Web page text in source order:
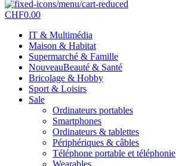
CHF0.00
IT & Multimédia
Maison & Habitat
Supermarché & Famille
NouveauBeauté & Santé
Bricolage & Hobby
Sport & Loisirs
Sale
Ordinateurs portables
Smartphones
Ordinateurs & tablettes
Périphériques & câbles
Téléphone portable et téléphonie
Wearables